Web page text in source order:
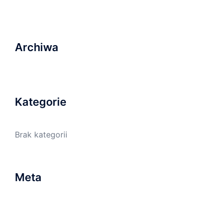
Archiwa
Kategorie
Brak kategorii
Meta